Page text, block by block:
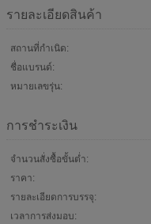
รายละเอียดสินค้า
สถานที่กำเนิด:
ชื่อแบรนด์:
หมายเลขรุ่น:
การชำระเงิน
จำนวนสั่งซื้อขั้นต่ำ:
ราคา:
รายละเอียดการบรรจุ:
เวลาการส่งมอบ: